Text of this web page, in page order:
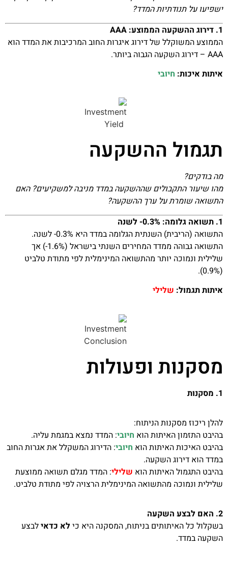
ישפיעו על תנודתיות המדד?
1. דירוג ההשקעה הממוצע: AAA
הממוצע המשוקלל של דירוג איגרות החוב המרכיבות את המדד הוא
AAA – דירוג השקעה הגבוה ביותר.
איתות איכות: חיובי
תגמול ההשקעה
מה בודקים?
מהו שיעור התקבולים שההשקעה במדד מניבה למשקיעים? האם
התשואה שומרת על ערך ההשקעה?
1. תשואה גלומה: 0.3%- לשנה
התשואה (הריבית) השנתית הגלומה במדד היא 0.3%- לשנה.
התשואה גבוהה ממדד המחירים השנתי בישראל (1.6%-) אך
שלילית ונמוכה יותר מהתשואה המינימלית לפי מתודת טלביט
(0.9%).
איתות תגמול: שלילי
מסקנות ופעולות
1. מסקנות
להלן ריכוז מסקנות הניתוח:
בהיבט התזמון האיתות הוא חיובי: המדד נמצא במגמת עליה.
בהיבט האיכות האיתות הוא חיובי: הדירוג המשקלל את אגרות החוב
במדד הוא דירוג השקעה.
בהיבט התגמול האיתות הוא שלילי: המדד מגלם תשואה ממוצעת
שלילית ונמוכה מהתשואה המינימלית הרצויה לפי מתודת טלביט.
2. האם לבצע השקעה
בשקלול כל האיתותים בניתוח, המסקנה היא כילא כדאילבצע
השקעה במדד.